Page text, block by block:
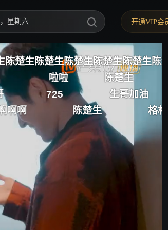
大逃脱 第八季
星期六
·南洋拾光季
家
头
碌碌寻宝藏2
的宿舍·归心季
开通VIP会
生陈楚生陈楚生陈楚生陈楚生陈楚生
陈楚生
陈楚生
生哥加油
歌王陈楚生
楚生 格格可惜了 啊